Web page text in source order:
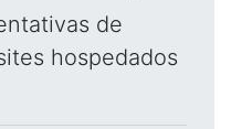
de
hospedados